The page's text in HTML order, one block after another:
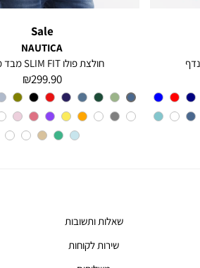
Sale
NAUTICA
חולצת פולו SLIM FIT מבד מנדף
מחיר
מוצר
299.90 ₪
צבע
CHARTER
BLUE
שאלות ותשובות
שירות לקוחות